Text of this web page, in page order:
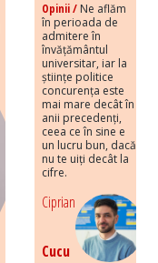
Opinii / Ne aflăm
în perioada de
admitere în
învățământul
universitar, iar la
științe politice
concurența este
mai mare decât în
anii precedenți,
ceea ce în sine e
un lucru bun, dacă
nu te uiți decât la
cifre.
Ciprian
Cucu